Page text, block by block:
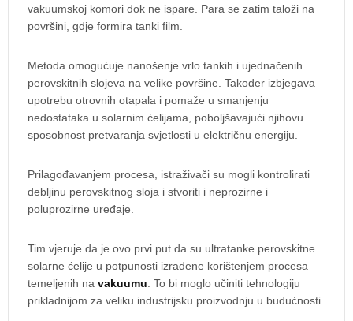
vakuumskoj komori dok ne ispare. Para se zatim taloži na
površini, gdje formira tanki film.
Metoda omogućuje nanošenje vrlo tankih i ujednačenih
perovskitnih slojeva na velike površine. Također izbjegava
upotrebu otrovnih otapala i pomaže u smanjenju
nedostataka u solarnim ćelijama, poboljšavajući njihovu
sposobnost pretvaranja svjetlosti u električnu energiju.
Prilagođavanjem procesa, istraživači su mogli kontrolirati
debljinu perovskitnog sloja i stvoriti i neprozirne i
poluprozirne uređaje.
Tim vjeruje da je ovo prvi put da su ultratanke perovskitne
solarne ćelije u potpunosti izrađene korištenjem procesa
temeljenih na vakuumu . To bi moglo učiniti tehnologiju
prikladnijom za veliku industrijsku proizvodnju u budućnosti.